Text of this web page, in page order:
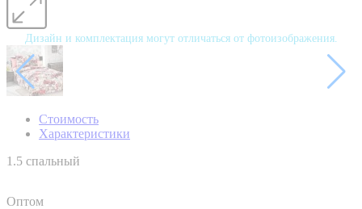
Дизайн и комплектация могут отличаться от фотоизображения.
Стоимость
Характеристики
1.5 спальный
Оптом